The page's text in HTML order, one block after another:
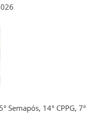
Semapós, 14° CPPG, 7°